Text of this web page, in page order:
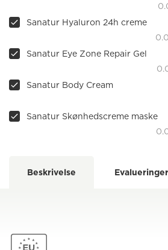
Sanatur Hyaluron 24h creme
Sanatur Eye Zone Repair Gel
Sanatur Body Cream
Sanatur Skønhedscreme maske
Beskrivelse Evalueringer